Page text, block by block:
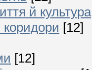
й культура
коридори [12]
[12]